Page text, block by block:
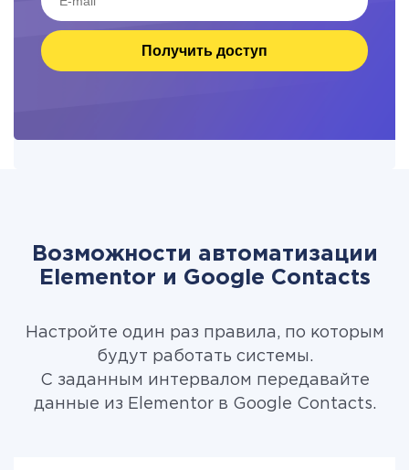
Получить доступ
Возможности автоматизации
Elementor и Google Contacts
Настройте один раз правила, по которым
будут работать системы.
С заданным интервалом передавайте
данные из Elementor в Google Contacts.